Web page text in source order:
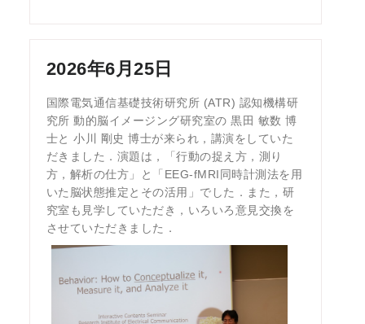
2026年6月25日
国際電気通信基礎技術研究所 (ATR) 認知機構研
究所 動的脳イメージング研究室の 黒田 敏数 博
士と 小川 剛史 博士が来られ，講演をしていた
だきました．演題は，「行動の捉え方，測り
方，解析の仕方」と「EEG-fMRI同時計測法を用
いた脳状態推定とその活用」でした．また，研
究室も見学していただき，いろいろ意見交換を
させていただきました．